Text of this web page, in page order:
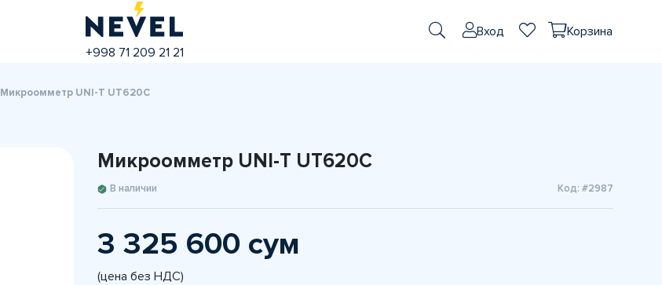
+998 71 209 21 21
Вход Корзина
Микроомметр UNI-T UT620C
Микроомметр UNI-T UT620C
В наличии Код: #2987
3 325 600 сум
(цена без НДС)